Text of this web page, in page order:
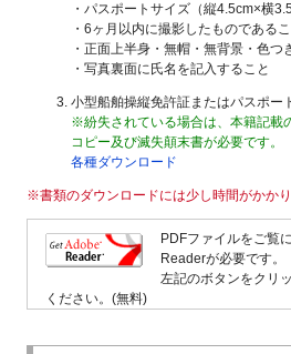
・パスポートサイズ（縦4.5cm×横
・6ヶ月以内に撮影したものであるこ
・正面上半身・無帽・無背景・色つ
・写真裏面に氏名を記入すること
小型船舶操縦免許証またはパスポー
※紛失されている場合は、本籍記載
コピー及び滅失顛末書が必要です。
各種ダウンロード
※書類のダウンロードには少し時間がかか
PDFファイルをご覧
Readerが必要です。
左記のボタンをクリ
ください。(無料)